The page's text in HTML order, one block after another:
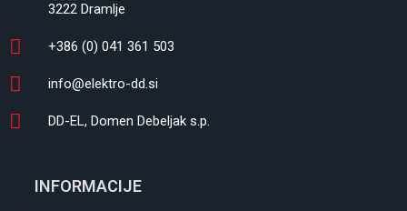
3222 Dramlje
+386 (0) 041 361 503
info@elektro-dd.si
DD-EL, Domen Debeljak s.p.
INFORMACIJE